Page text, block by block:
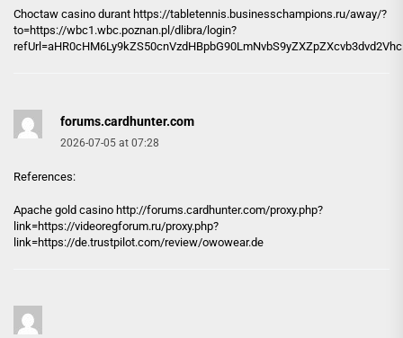
Choctaw casino durant https://tabletennis.businesschampions.ru/away/?
to=https://wbc1.wbc.poznan.pl/dlibra/login?
forums.cardhunter.com
2026-07-05 at 07:28
References:
Apache gold casino http://forums.cardhunter.com/proxy.php?
link=https://videoregforum.ru/proxy.php?
link=https://de.trustpilot.com/review/owowear.de